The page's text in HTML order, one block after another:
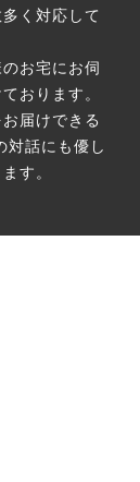
く対応して
お宅にお伺
おります。
届けできる
対話にも優し
す。